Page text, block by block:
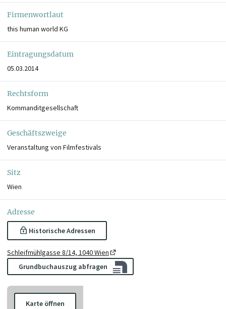
Firmenwortlaut
this human world KG
Eintragungsdatum
05.03.2014
Rechtsform
Kommanditgesellschaft
Geschäftszweige
Veranstaltung von Filmfestivals
Sitz
Wien
Adresse
Historische Adressen
Schleifmühlgasse 8/14, 1040 Wien
Grundbuchauszug abfragen
Karte öffnen